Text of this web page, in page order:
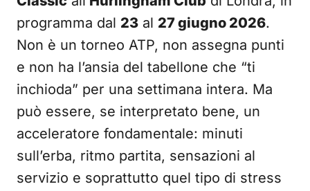
programma dal 23 al 27 giugno 2026.
Non è un torneo ATP, non assegna punti
e non ha l’ansia del tabellone che “ti
inchioda” per una settimana intera. Ma
può essere, se interpretato bene, un
acceleratore fondamentale: minuti
sull’erba, ritmo partita, sensazioni al
servizio e soprattutto quel tipo di stress